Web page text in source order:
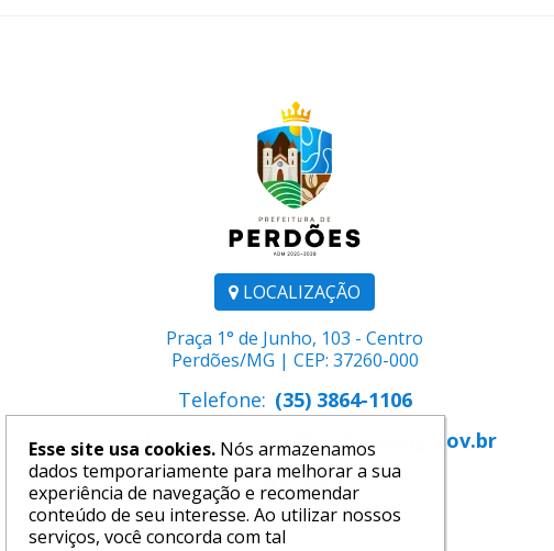
LOCALIZAÇÃO
Praça 1° de Junho, 103 - Centro
Perdões/MG | CEP: 37260-000
Telefone: (35) 3864-1106
E-mail: comunicacao@perdoes.mg.gov.br
Esse site usa cookies. Nós armazenamos
dados temporariamente para melhorar a sua
experiência de navegação e recomendar
conteúdo de seu interesse. Ao utilizar nossos
serviços, você concorda com tal